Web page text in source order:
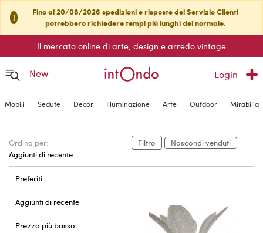
!
Fino al 20/08/2026 spedizioni e risposte del Servizio Clienti
potrebbero richiedere tempi più lunghi del normale.
Il mercato online di arte, design e arredo vintage
New Login
Mobili Sedute Decor Illuminazione Arte Outdoor Mirabilia
Ordina per:
Aggiunti di recente
Preferiti
Aggiunti di recente
Prezzo più basso
Filtro Nascondi venduti